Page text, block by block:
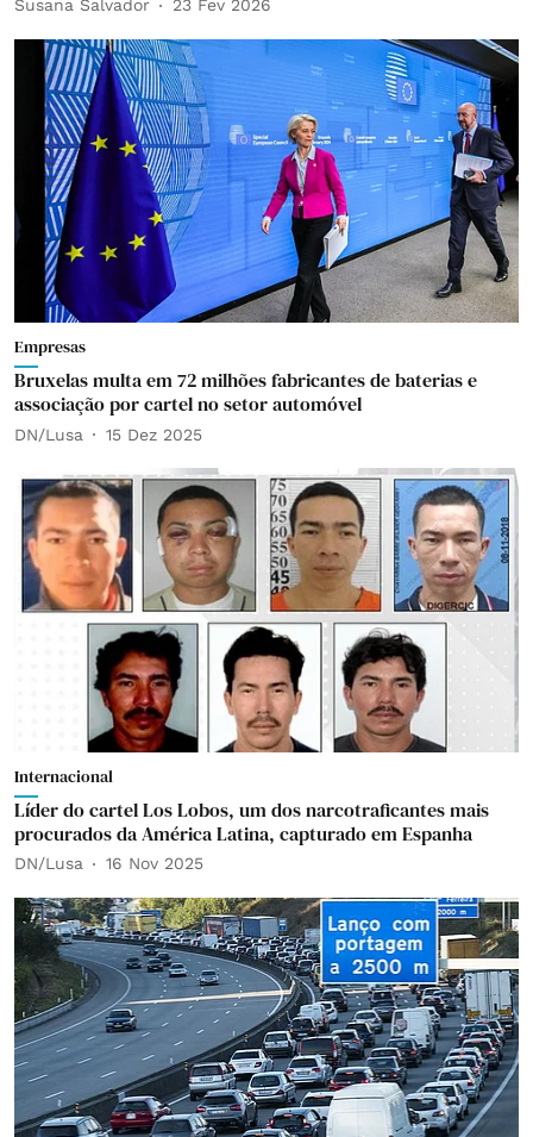
Susana Salvador 23 Fev 2026
Empresas
Bruxelas multa em 72 milhões fabricantes de baterias e
associação por cartel no setor automóvel
DN/Lusa 15 Dez 2025
Internacional
Líder do cartel Los Lobos, um dos narcotraficantes mais
procurados da América Latina, capturado em Espanha
DN/Lusa 16 Nov 2025